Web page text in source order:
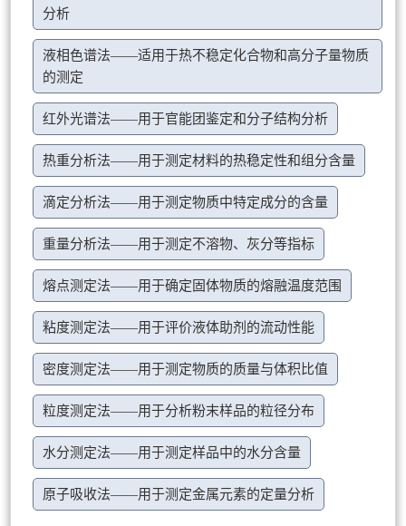
分析
液相色谱法——适用于热不稳定化合物和高分子量物质
的测定
红外光谱法——用于官能团鉴定和分子结构分析
热重分析法——用于测定材料的热稳定性和组分含量
滴定分析法——用于测定物质中特定成分的含量
重量分析法——用于测定不溶物、灰分等指标
熔点测定法——用于确定固体物质的熔融温度范围
粘度测定法——用于评价液体助剂的流动性能
密度测定法——用于测定物质的质量与体积比值
粒度测定法——用于分析粉末样品的粒径分布
水分测定法——用于测定样品中的水分含量
原子吸收法——用于测定金属元素的定量分析